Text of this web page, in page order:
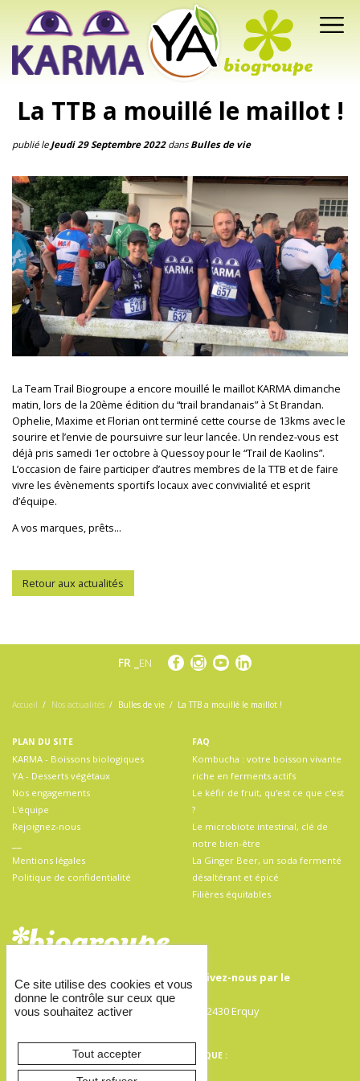
La TTB a mouillé le maillot !
publié le Jeudi 29 Septembre 2022 dans Bulles de vie
La Team Trail Biogroupe a encore mouillé le maillotKARMAdimanche
matin,lors de la 20ème édition du “trail brandanais” à StBrandan.
Ophelie, Maxime et Florian ont terminé cette course de 13kms avec le
sourire et l’envie de poursuivre sur leur lancée. Un rendez-vous est
déjà pris samedi 1er octobre à Quessoy pour le “Trail de Kaolins”.
L’occasion de faire participer d’autres membres de la TTB etde faire
vivre les évènements sportifs locaux avec convivialité et esprit
d’équipe.
A vos marques,prêts...
Retour aux actualités
FR EN
Accueil Nos actualités Bulles de vie La TTB a mouillé le maillot !
PLAN DU SITE
KARMA - Boissons biologiques
YA - Desserts végétaux
Nos engagements
L'équipe
Rejoignez-nous
Mentions légales
Politique de confidentialité
FAQ
Kombucha : votre boisson vivante
riche en ferments actifs
Le kéfir de fruit, qu'est ce que c'est
?
Le microbiote intestinal, clé de
notre bien-être
La Ginger Beer, un soda fermenté
désaltérant et épicé
Filières équitables
Pour toute demande de contact, écrivez-nous par le
formulaire de contact
Biogroupe SAS, 11 rue Robert Surcouf, 22430 Erquy
DÉCOUVREZ NOS COMPTES INSTA PAR MARQUE :
@karma.kombucha|@ya.desserts
Ce site utilise des cookies et vous
donne le contrôle sur ceux que
vous souhaitez activer
Tout accepter